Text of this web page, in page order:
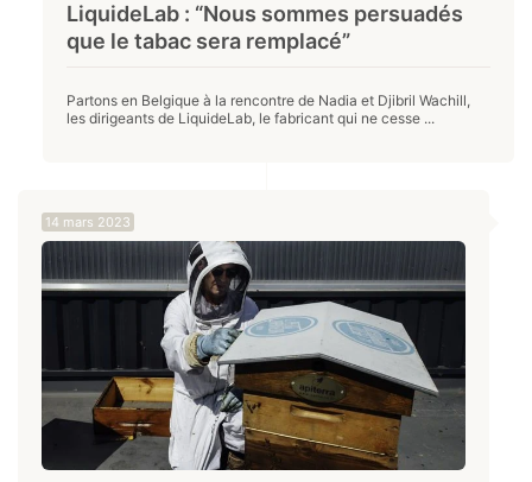
LiquideLab : “Nous sommes persuadés
que le tabac sera remplacé”
Partons en Belgique à la rencontre de Nadia et Djibril Wachill,
les dirigeants de LiquideLab, le fabricant qui ne cesse ...
14 mars 2023